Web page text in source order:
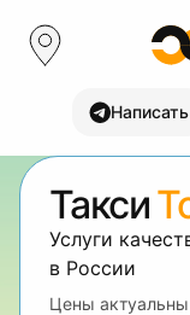
Написать
Такси
Услуги
в России
Цены актуальны